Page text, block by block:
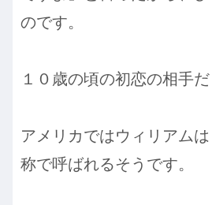
のです。
１０歳の頃の初恋の相手
アメリカではウィリアム
称で呼ばれるそうです。